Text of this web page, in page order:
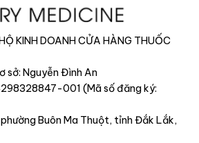
KINH DOANH CỬA HÀNG THUỐC
sở: Nguyễn Đình An
001 (Mã số đăng ký:
Buôn Ma Thuột, tỉnh Đắk Lắk,